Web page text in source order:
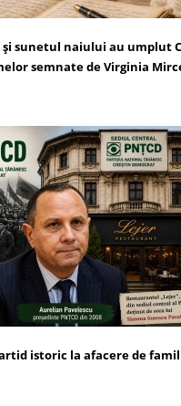
și sunetul naiului au umplut
semnate de Virginia
istoric la afacere de